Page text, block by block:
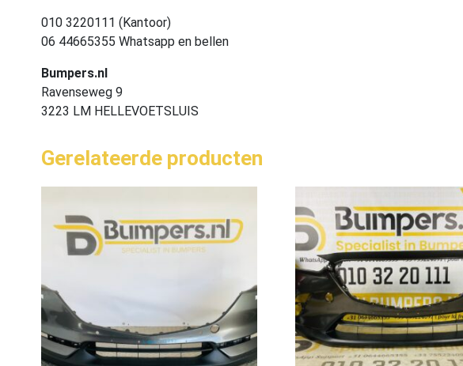
010 3220111 (Kantoor)
06 44665355 Whatsapp en bellen
Bumpers.nl
Ravenseweg 9
3223 LM HELLEVOETSLUIS
Gerelateerde producten